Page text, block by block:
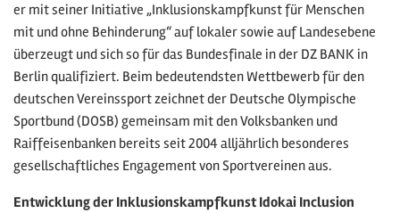
er mit seiner Initiative „Inklusionskampfkunst für Menschen
mit und ohne Behinderung“ auf lokaler sowie auf Landesebene
überzeugt und sich so für das Bundesfinale in der DZ BANK in
Berlin qualifiziert. Beim bedeutendsten Wettbewerb für den
deutschen Vereinssport zeichnet der Deutsche Olympische
Sportbund (DOSB) gemeinsam mit den Volksbanken und
Raiffeisenbanken bereits seit 2004 alljährlich besonderes
gesellschaftliches Engagement von Sportvereinen aus.
Entwicklung der Inklusionskampfkunst Idokai Inclusion